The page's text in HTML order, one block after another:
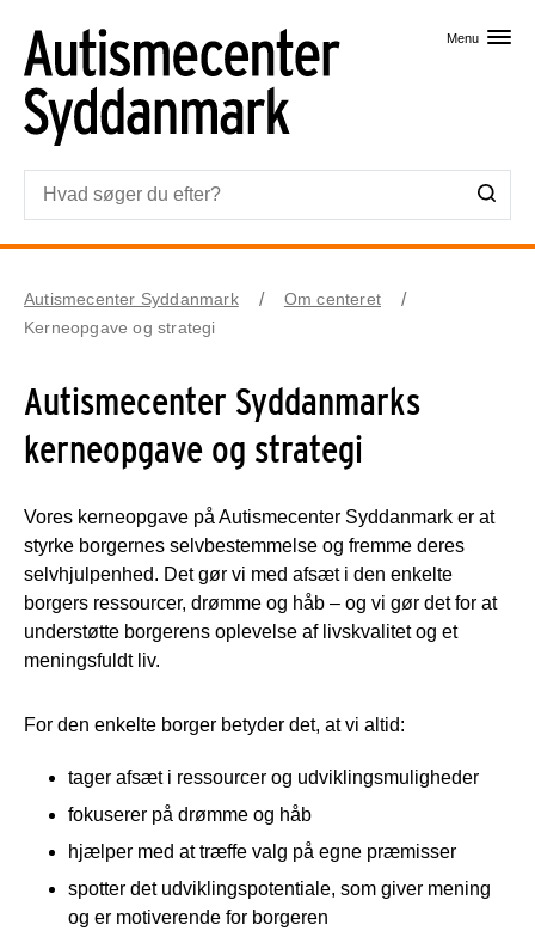
Menu
Autismecenter Syddanmark
Om centeret
Kerneopgave og strategi
Autismecenter Syddanmarks
kerneopgave og strategi
Vores kerneopgave på Autismecenter Syddanmark er at
styrke borgernes selvbestemmelse og fremme deres
selvhjulpenhed. Det gør vi med afsæt i den enkelte
borgers ressourcer, drømme og håb – og vi gør det for at
understøtte borgerens oplevelse af livskvalitet og et
meningsfuldt liv.
For den enkelte borger betyder det, at vi altid:
tager afsæt i ressourcer og udviklingsmuligheder
fokuserer på drømme og håb
hjælper med at træffe valg på egne præmisser
spotter det udviklingspotentiale, som giver mening
og er motiverende for borgeren